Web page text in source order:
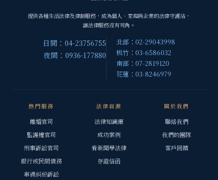
提供各種生活法律及律師服務，成為個人、家庭與企業的法律守護站，
讓法律服務沒有死角。
日間：04-23756755
夜間：0936-177880
北部：02-29043998
桃竹：03-6586032
南部：07-2819120
花蓮：03-8246979
熱門服務
離婚官司
監護權官司
刑事訴訟官司
銀行或民間債務
車禍糾紛訴訟
法律資源
法律知識庫
成功案例
看新聞學法律
存證信函
關於我們
聯絡我們
我們的團隊
客戶回饋